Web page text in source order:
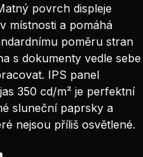
povrch displeje
místnosti a pomáhá
poměru stran
s dokumenty vedle sebe
IPS panel
350 cd/m² je perfektní
sluneční paprsky a
nejsou příliš osvětlené.